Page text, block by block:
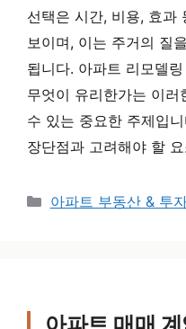
선택은 시간, 비용, 효과
보이며, 이는 주거의 질
됩니다. 아파트 리모델
무엇이 유리한가는 이
수 있는 중요한 주제입
장단점과 고려해야 할
카테고리
아파트 부동산 & 투
아파트 매매